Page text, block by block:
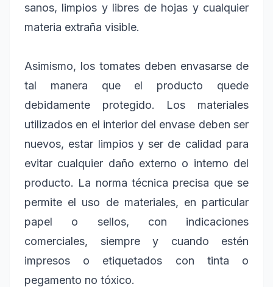
sanos, limpios y libres de hojas y cualquier
materia extraña visible.
Asimismo, los tomates deben envasarse de
tal manera que el producto quede
debidamente protegido. Los materiales
utilizados en el interior del envase deben ser
nuevos, estar limpios y ser de calidad para
evitar cualquier daño externo o interno del
producto. La norma técnica precisa que se
permite el uso de materiales, en particular
papel o sellos, con indicaciones
comerciales, siempre y cuando estén
impresos o etiquetados con tinta o
pegamento no tóxico.